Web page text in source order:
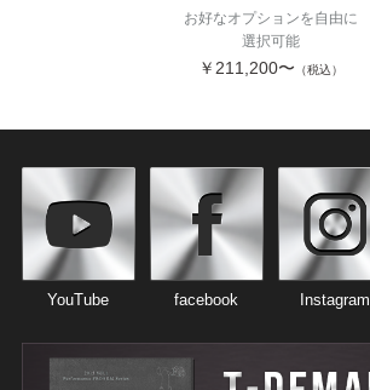
お好なオプションを自由に
選択可能
￥211,200〜 （税込）
YouTube facebook Instagram